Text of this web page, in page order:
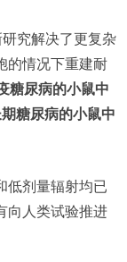
究解决了更复杂
的情况下重建耐
糖尿病的小鼠中
糖尿病的小鼠中
低剂量辐射均已
向人类试验推进